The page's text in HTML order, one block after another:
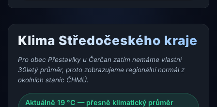
Klima Středočeského kraje
Pro obec Přestavlky u Čerčan zatím nemáme vlastní
30letý průměr, proto zobrazujeme regionální normál z
okolních stanic ČHMÚ.
Aktuálně 19 °C — přesně klimatický průměr